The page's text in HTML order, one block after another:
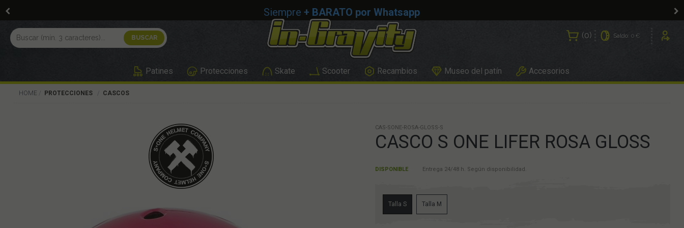
Siempre + BARATO por Whatsapp
0 Saldo: 0 €
Patines Protecciones Skate Scooter Recambios Museo del patín Accesorios
HOME PROTECCIONES CASCOS
CAS-SONE-ROSA-GLOSS-S
CASCO S ONE LIFER ROSA GLOSS
DISPONIBLE Entrega 24/48 h. Según disponibilidad.
Talla S Talla M